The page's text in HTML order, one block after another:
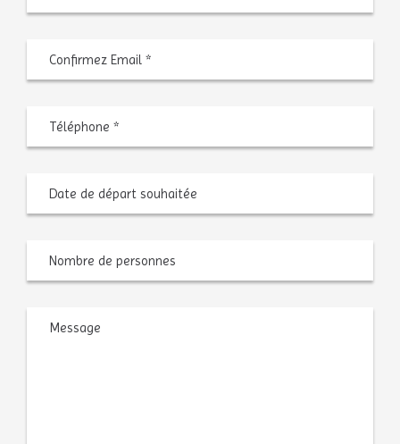
Téléphone
Date
départ
MM
AAAA
Nombre
personnes
Message